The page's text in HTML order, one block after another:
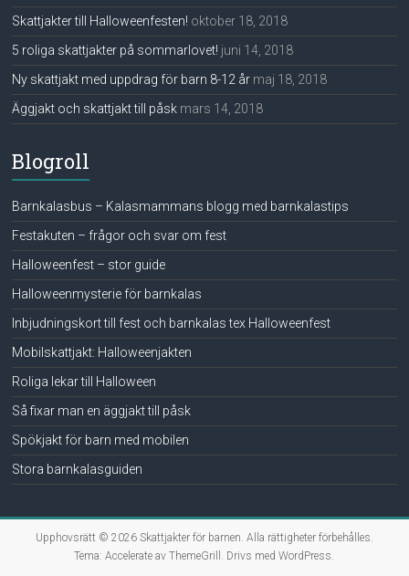
Skattjakter till Halloweenfesten! oktober 18, 2018
5 roliga skattjakter på sommarlovet! juni 14, 2018
Ny skattjakt med uppdrag för barn 8-12 år maj 18, 2018
Äggjakt och skattjakt till påsk mars 14, 2018
Blogroll
Barnkalasbus – Kalasmammans blogg med barnkalastips
Festakuten – frågor och svar om fest
Halloweenfest – stor guide
Halloweenmysterie för barnkalas
Inbjudningskort till fest och barnkalas tex Halloweenfest
Mobilskattjakt: Halloweenjakten
Roliga lekar till Halloween
Så fixar man en äggjakt till påsk
Spökjakt för barn med mobilen
Stora barnkalasguiden
Upphovsrätt © 2026 Skattjakter för barnen . Alla rättigheter förbehålles.
Tema:Accelerate av ThemeGrill. Drivs medWordPress